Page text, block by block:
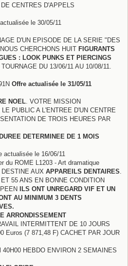
CENTRES D'APPELS
le 30/05/11
D'UN EPISODE DE LA SERIE "DES
CHERCHONS HUIT FIGURANTS
: LOOK PUNKS ET PIERCINGS
DU 13/06/11 AU 10/08/11.
Offre actualisée le 31/05/11
NOEL . VOTRE MISSION
PUBLIC A L'ENTREE D'UN CENTRE
DE TROIS HEURES PAR
DETERMINEE DE 1 MOIS
le 16/06/11
du ROME L1203 - Art dramatique
AUX APPAREILS DENTAIRES
55 ANS EN BONNE CONDITION
ILS ONT UNREGARD VIF ET UN
AU MINIMUM 3 DENTS
ARRONDISSEMENT
INTERMITTENT DE 10 JOURS
Euros (7 871,48 F) CACHET PAR JOUR
40H00 HEBDO ENVIRON 2 SEMAINES